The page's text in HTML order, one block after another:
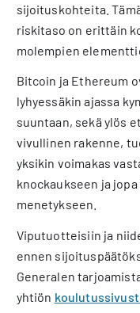
sijoituskohteita.
riskitaso on erittäin
molempien
Bitcoin ja Ethereum
lyhyessäkin ajassa
suuntaan, sekä ylös
vivullinen rakenne,
yksikin voimakas
knockaukseen ja
menetykseen.
Viputuotteisiin ja
ennen
Generalen
yhtiön